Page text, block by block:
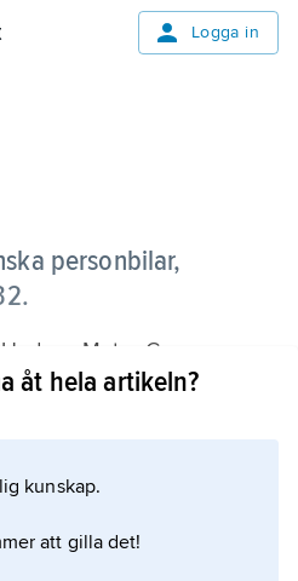
Logga in
personbilar,
Motor Company
fyrcylindrig motor,
blev en stor
de täckta
åt hela artikeln?
kunskap.
att gilla det!